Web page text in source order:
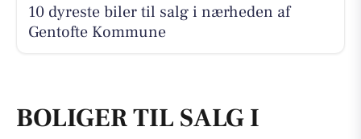
10 dyreste biler til salg i nærheden af
Gentofte Kommune
BOLIGER TIL SALG I